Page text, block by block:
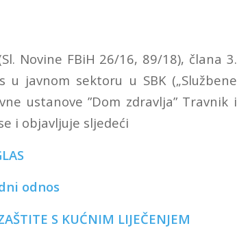
Novine FBiH 26/16, 89/18), člana 3.
javnom sektoru u SBK („Službene
ustanove ”Dom zdravlja” Travnik i
i objavljuje sljedeći
odnos
S KUĆNIM LIJEČENJEM